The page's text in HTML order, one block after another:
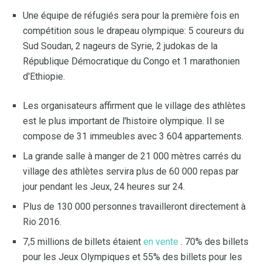
Une équipe de réfugiés sera pour la première fois en
compétition sous le drapeau olympique: 5 coureurs du
Sud Soudan, 2 nageurs de Syrie, 2 judokas de la
République Démocratique du Congo et 1 marathonien
d'Ethiopie.
Les organisateurs affirment que le village des athlètes
est le plus important de l'histoire olympique. Il se
compose de 31 immeubles avec 3 604 appartements.
La grande salle à manger de 21 000 mètres carrés du
village des athlètes servira plus de 60 000 repas par
jour pendant les Jeux, 24 heures sur 24.
Plus de 130 000 personnes travailleront directement à
Rio 2016.
7,5 millions de billets étaient en vente . 70% des billets
pour les Jeux Olympiques et 55% des billets pour les